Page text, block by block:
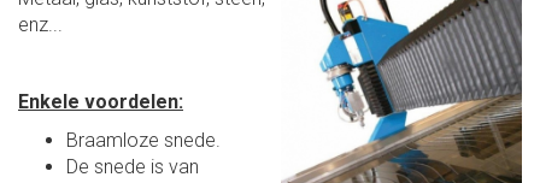
enz...
Enkele voordelen:
Braamloze snede.
De snede is van